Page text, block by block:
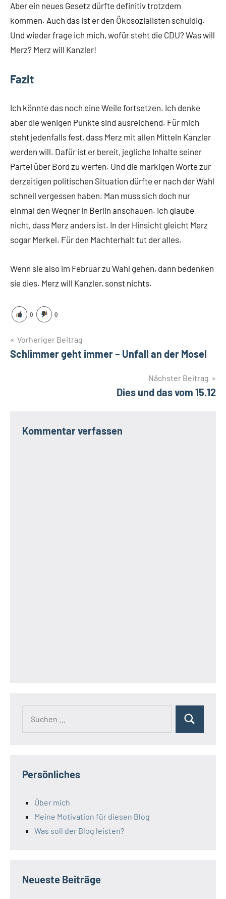
Aber ein neues Gesetz dürfte definitiv trotzdem
kommen. Auch das ist er den Ökosozialisten schuldig.
Und wieder frage ich mich, wofür steht die CDU? Was will
Merz? Merz will Kanzler!
Fazit
Ich könnte das noch eine Weile fortsetzen. Ich denke
aber die wenigen Punkte sind ausreichend. Für mich
steht jedenfalls fest, dass Merz mit allen Mitteln Kanzler
werden will. Dafür ist er bereit, jegliche Inhalte seiner
Partei über Bord zu werfen. Und die markigen Worte zur
derzeitigen politischen Situation dürfte er nach der Wahl
schnell vergessen haben. Man muss sich doch nur
einmal den Wegner in Berlin anschauen. Ich glaube
nicht, dass Merz anders ist. In der Hinsicht gleicht Merz
sogar Merkel. Für den Machterhalt tut der alles.
Wenn sie also im Februar zu Wahl gehen, dann bedenken
sie dies. Merz will Kanzler, sonst nichts.
0 0
Beitragsnavigation
Vorheriger Beitrag
Schlimmer geht immer – Unfall an der Mosel
Nächster Beitrag
Dies und das vom 15.12
Kommentar verfassen
Suchen
Persönliches
Über mich
Meine Motivation für diesen Blog
Was soll der Blog leisten?
Neueste Beiträge